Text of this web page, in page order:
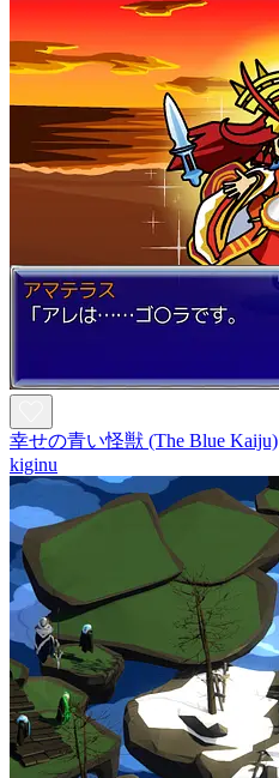
幸せの青い怪獣 (The Blue Kaiju)
kiginu